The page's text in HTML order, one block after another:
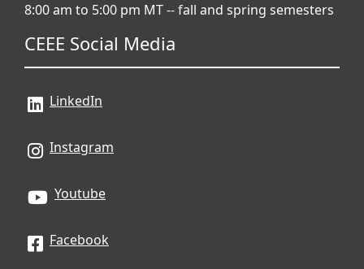
8:00 am to 5:00 pm MT -- fall and spring semesters
CEEE Social Media
LinkedIn
Instagram
Youtube
Facebook